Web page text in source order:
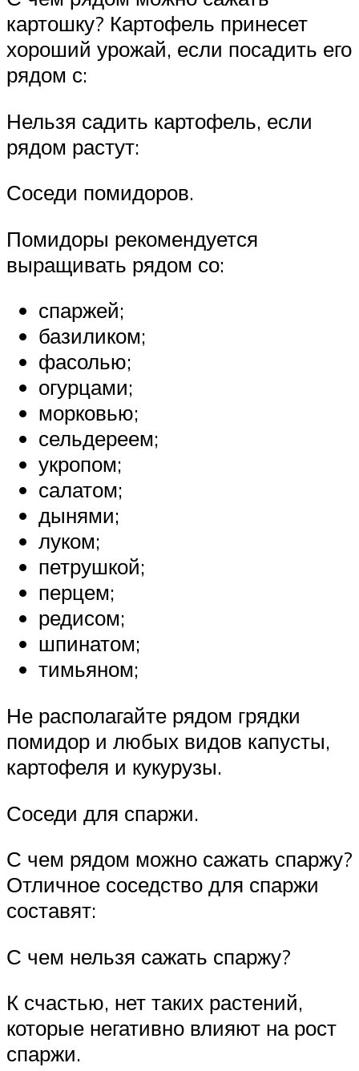
картошку? Картофель принесет
хороший урожай, если посадить его
рядом с:
Нельзя садить картофель, если
рядом растут:
Соседи помидоров.
Помидоры рекомендуется
выращивать рядом со:
спаржей;
базиликом;
фасолью;
огурцами;
морковью;
сельдереем;
укропом;
салатом;
дынями;
луком;
петрушкой;
перцем;
редисом;
шпинатом;
тимьяном;
Не располагайте рядом грядки
помидор и любых видов капусты,
картофеля и кукурузы.
Соседи для спаржи.
С чем рядом можно сажать спаржу?
Отличное соседство для спаржи
составят:
С чем нельзя сажать спаржу?
К счастью, нет таких растений,
которые негативно влияют на рост
спаржи.